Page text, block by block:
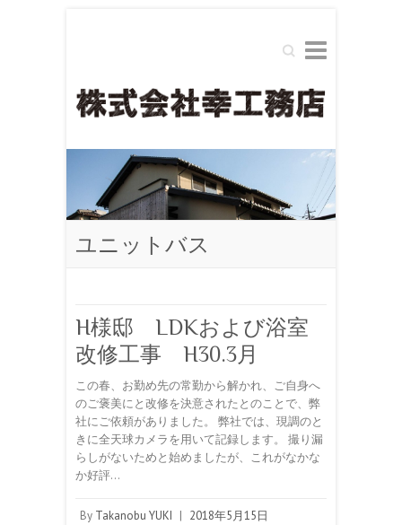
Search
ユニットバス
H様邸 LDKおよび浴室
改修工事 H30.3月
この春、お勤め先の常勤から解かれ、ご自身へ
のご褒美にと改修を決意されたとのことで、弊
社にご依頼がありました。 弊社では、現調のと
きに全天球カメラを用いて記録します。 撮り漏
らしがないためと始めましたが、これがなかな
か好評…
By Takanobu YUKI | 2018年5月15日